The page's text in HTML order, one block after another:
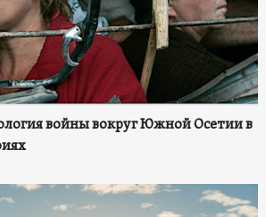
войны вокруг Южной Осетии в